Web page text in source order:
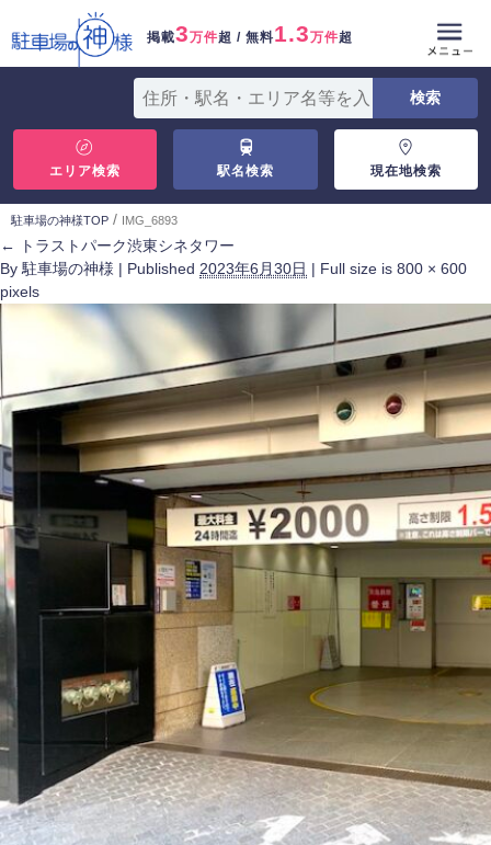
掲載3万件超 / 無料1.3万件超
エリア検索 駅名検索 現在地検索
駐車場の神様TOP / IMG_6893
←
トラストパーク渋東シネタワー
By 駐車場の神様 | Published 2023年6月30日 | Full size is 800 × 600
pixels